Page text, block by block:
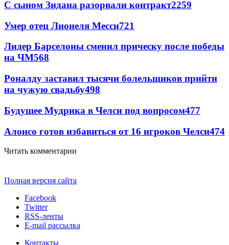
С сыном Зидана разорвали контракт2259
Умер отец Лионеля Месси721
Лидер Барселоны сменил прическу после победы
на ЧМ568
Роналду заставил тысячи болельщиков прийти
на чужую свадьбу498
Будущее Мудрика в Челси под вопросом477
Алонсо готов избавиться от 16 игроков Челси474
Читать комментарии
Полная версия сайта
Facebook
Twitter
RSS-ленты
E-mail рассылка
Контакты